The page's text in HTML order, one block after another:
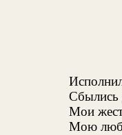
Сбылись
Мои
Мою